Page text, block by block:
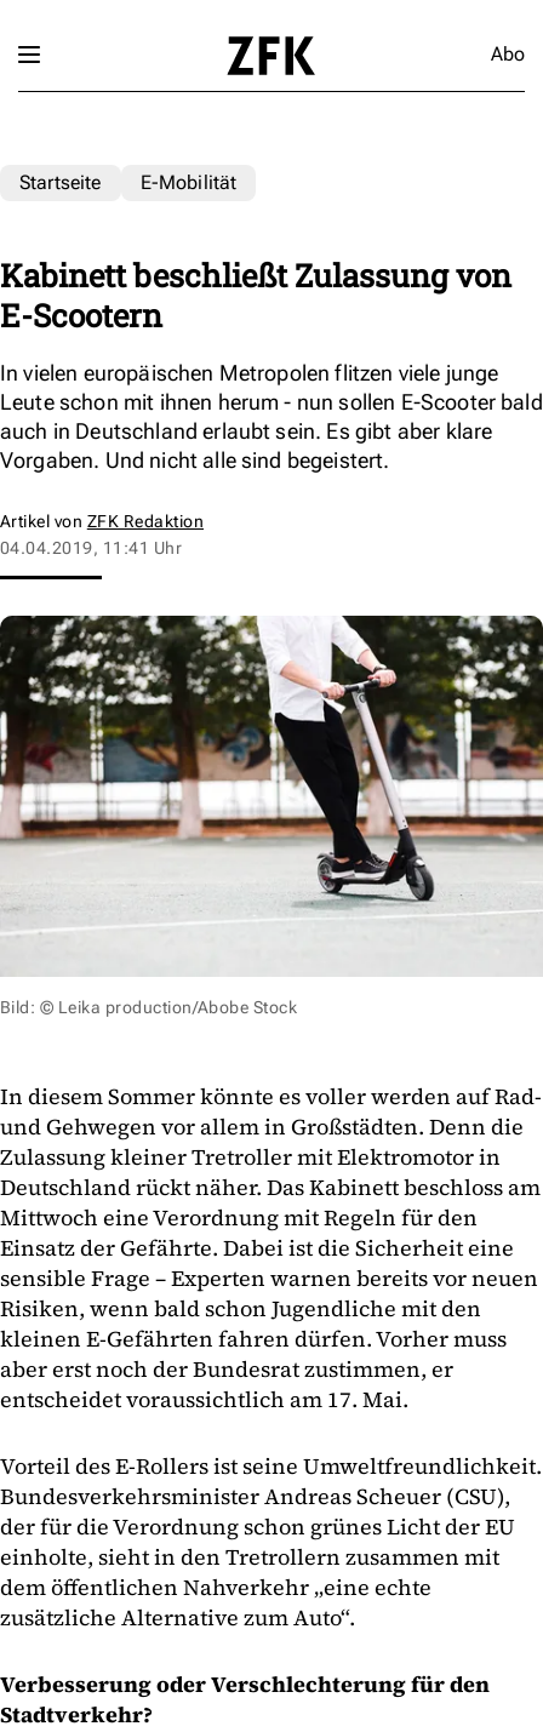
Abo
Startseite E-Mobilität
Kabinett beschließt Zulassung von
E-Scootern
In vielen europäischen Metropolen flitzen viele junge
Leute schon mit ihnen herum - nun sollen E-Scooter bald
auch in Deutschland erlaubt sein. Es gibt aber klare
Vorgaben. Und nicht alle sind begeistert.
Artikel von ZFK Redaktion
04.04.2019, 11:41 Uhr
Bild: © Leika production/Abobe Stock
In diesem Sommer könnte es voller werden auf Rad-
und Gehwegen vor allem in Großstädten. Denn die
Zulassung kleiner Tretroller mit Elektromotor in
Deutschland rückt näher. Das Kabinett beschloss am
Mittwoch eine Verordnung mit Regeln für den
Einsatz der Gefährte. Dabei ist die Sicherheit eine
sensible Frage – Experten warnen bereits vor neuen
Risiken, wenn bald schon Jugendliche mit den
kleinen E-Gefährten fahren dürfen. Vorher muss
aber erst noch der Bundesrat zustimmen, er
entscheidet voraussichtlich am 17. Mai.
Vorteil des E-Rollers ist seine Umweltfreundlichkeit.
Bundesverkehrsminister Andreas Scheuer (CSU),
der für die Verordnung schon grünes Licht der EU
einholte, sieht in den Tretrollern zusammen mit
dem öffentlichen Nahverkehr „eine echte
zusätzliche Alternative zum Auto“.
Verbesserung oder Verschlechterung für den
Stadtverkehr?